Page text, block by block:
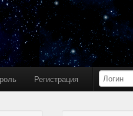
Регистрация
Bash : limboid,
пропустил бы.
Ink
limboid,
в дискорде, там
актуальная
k7.Gladiator : yoyo
Ink:yoyo
MAT1S
Ink:на 20 лей